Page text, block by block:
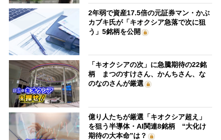
2年弱で資産17.5倍の元証券マン・かぶ
カブキ氏が「キオクシア急落で次に狙
う」5銘柄を公開
「キオクシアの次」に急騰期待の22銘
柄 まつのすけさん、かんちさん、な
のなのさんが厳選
億り人たちが厳選「キオクシア超え」
を狙う半導体・AI関連8銘柄 “大化け
期待の大本命”は？